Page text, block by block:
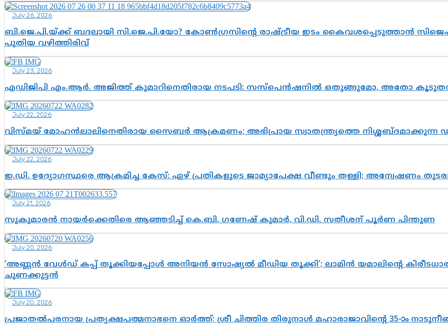
July 26, 2026
ബി.ജെ.പി.യ്ക്ക് ബദലായി സി.ജെ.പി.യോ? കോൺഗ്രസിന്റെ രാഷ്ട്രീയ ഇടം കൈവശപ്പെടുത്താൻ
പുതിയ വഴിത്തിരിവ്
July 23, 2026
എഡിജിപി എം.ആർ. അജിത്ത് കുമാറിനെതിരായ നടപടി: സസ്പെൻഷനിൽ ഒതുങ്ങുമോ, അതോ
July 22, 2026
വിസ്മയ് മോഹൻലാലിനെതിരായ സൈബർ ആക്രമണം; അഭിപ്രായ സ്വാതന്ത്ര്യത്തെ നിശ്ശബ്ദമാക്കുന്ന
July 22, 2026
ഇ.ഡി. ഉദ്യോഗസ്ഥരെ ആക്രമിച്ച കേസ്: ഏഴ് പ്രതികളുടെ ജാമ്യാപേക്ഷ വീണ്ടും തള്ളി; അന്വേഷണം
July 21, 2026
സുകുമാരൻ നായർക്കെതിരെ ആഞ്ഞടിച്ച് കെ.ബി. ഗണേഷ് കുമാർ, വി.ഡി. സതീശന് പൂർണ പിന്തുണ
July 20, 2026
‘അണ്ണൻ വേൾഡ് കപ്പ് തൂക്കിയപ്പോൾ അനിയൻ സോഷ്യൽ മീഡിയ തൂക്കി’; ലാമിൻ യമാലിന്റെ
ചുണക്കുട്ടൻ
July 20, 2026
പ്രജാതൽപരനായ പ്രത്യക്ഷപത്മനാഭനെ ഓർത്ത്; ശ്രീ ചിത്തിര തിരുനാൾ മഹാരാജാവിന്റെ 35-ാം